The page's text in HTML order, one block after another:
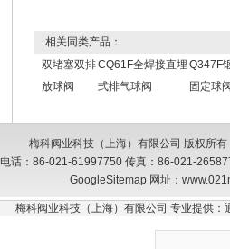
相关同类产品：
双堵塞双排
放球阀
CQ61F全焊接直埋
式排气球阀
Q347F
固定球
梅科阀业科技（上海）有限公司 版权所
电话：86-021-61997750 传真：86-021-
GoogleSitemap网址：
梅科阀业科技（上海）有限公司 专业提供